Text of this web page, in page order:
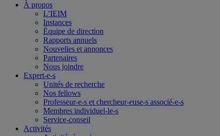
À propos
L’IEIM
Instances
Équipe de direction
Rapports annuels
Nouvelles et annonces
Partenaires
Nous joindre
Expert-e-s
Unités de recherche
Nos fellows
Professeur-e-s et chercheur-euse-s associé-e-s
Membres individuel-le-s
Service-conseil
Activités